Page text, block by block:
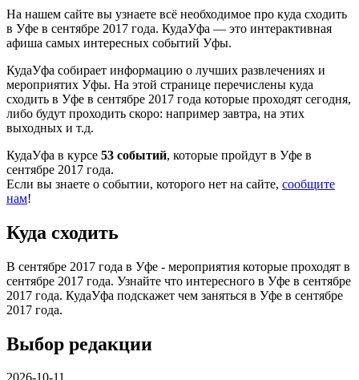
На нашем сайте вы узнаете всё необходимое про куда сходить
в Уфе в сентябре 2017 года. КудаУфа — это интерактивная
афиша самых интересных событий Уфы.
КудаУфа собирает информацию о лучших развлечениях и
мероприятих Уфы. На этой странице перечислены куда
сходить в Уфе в сентябре 2017 года которые проходят сегодня,
либо будут проходить скоро: например завтра, на этих
выходных и т.д.
КудаУфа в курсе 53 событий, которые пройдут в Уфе в
сентябре 2017 года.
Если вы знаете о событии, которого нет на сайте, сообщите
нам!
Куда сходить
В сентябре 2017 года в Уфе - мероприятия которые проходят в
сентябре 2017 года. Узнайте что интересного в Уфе в сентябре
2017 года. КудаУфа подскажет чем заняться в Уфе в сентябре
2017 года.
Выбор редакции